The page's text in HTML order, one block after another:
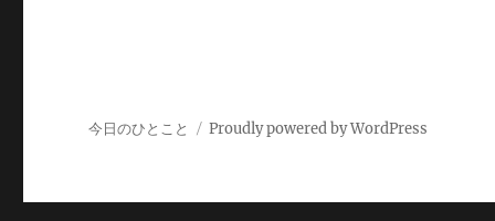
今日のひとこと Proudly powered by WordPress